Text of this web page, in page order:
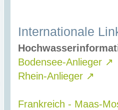
Internationale
Bodensee-Anlieger ↗
Rhein-Anlieger ↗
Frankreich - Maas-